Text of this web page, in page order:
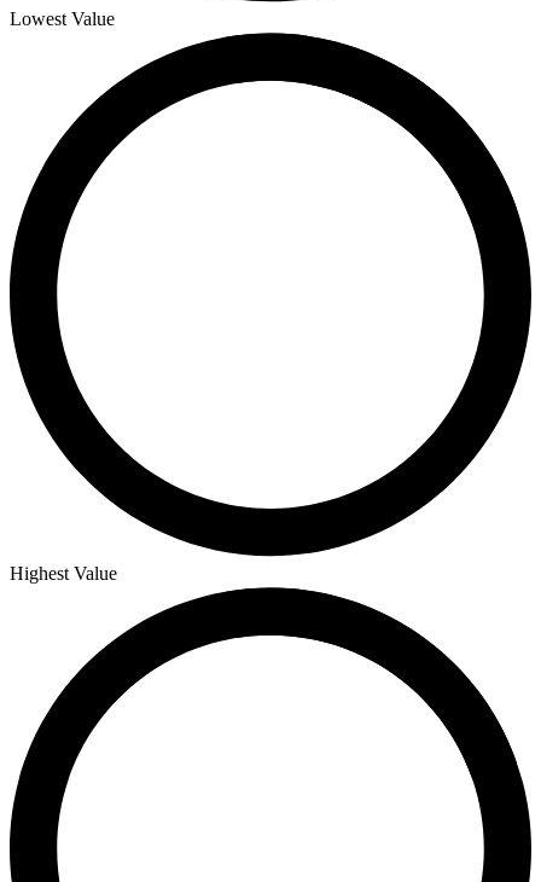
Lowest Value
Highest Value